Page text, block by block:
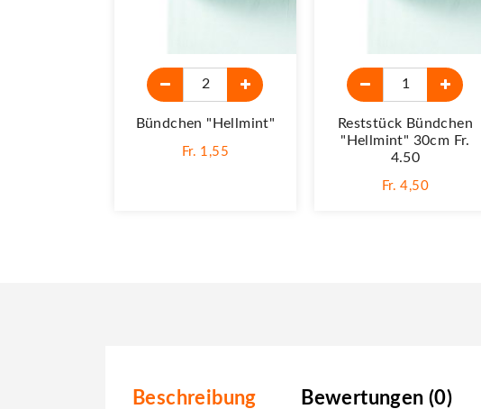
Bündchen "Hellmint"
Fr. 1,55
Reststück Bündchen
"Hellmint" 30cm Fr.
4.50
Fr. 4,50
Beschreibung Bewertungen (0)